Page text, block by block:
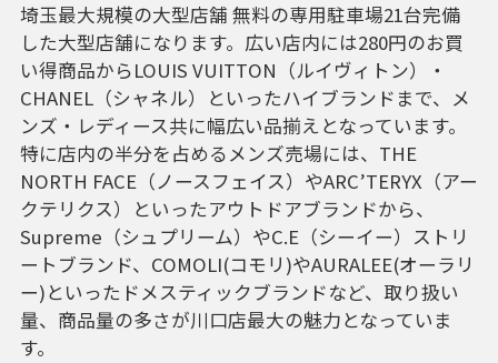
埼玉最大規模の大型店舗 無料の専用駐車場21台完備
した大型店舗になります。広い店内には280円のお買
い得商品からLOUIS VUITTON（ルイヴィトン）・
CHANEL（シャネル）といったハイブランドまで、メ
ンズ・レディース共に幅広い品揃えとなっています。
特に店内の半分を占めるメンズ売場には、THE
NORTH FACE（ノースフェイス）やARC’TERYX（アー
クテリクス）といったアウトドアブランドから、
Supreme（シュプリーム）やC.E（シーイー）ストリ
ートブランド、COMOLI(コモリ)やAURALEE(オーラリ
ー)といったドメスティックブランドなど、取り扱い
量、商品量の多さが川口店最大の魅力となっていま
す。